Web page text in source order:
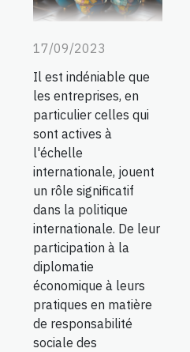
17/09/2023
Il est indéniable que
les entreprises, en
particulier celles qui
sont actives à
l'échelle
internationale, jouent
un rôle significatif
dans la politique
internationale. De leur
participation à la
diplomatie
économique à leurs
pratiques en matière
de responsabilité
sociale des